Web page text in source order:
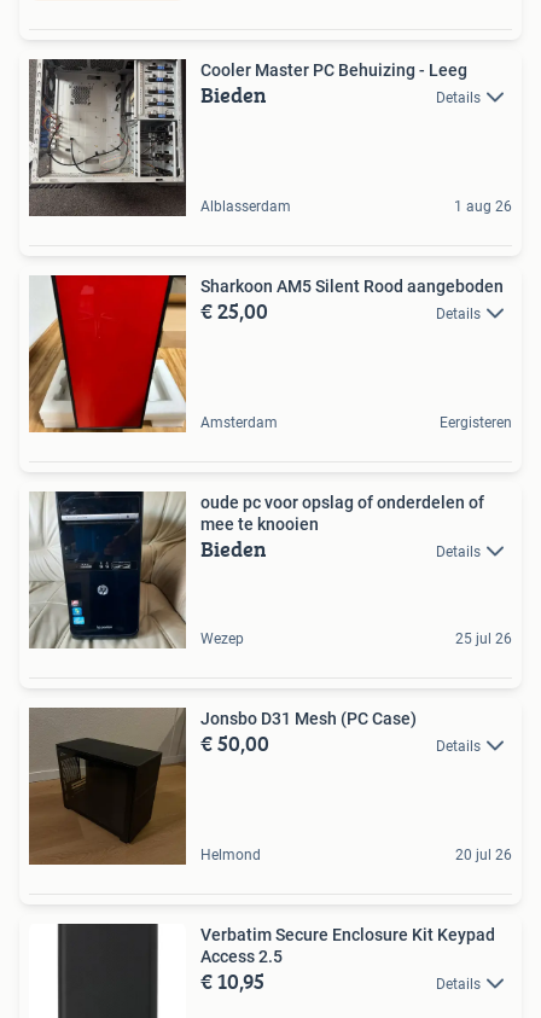
Cooler Master PC Behuizing - Leeg
Bieden Details
Alblasserdam 1 aug 26
Sharkoon AM5 Silent Rood aangeboden
€ 25,00 Details
Amsterdam Eergisteren
oude pc voor opslag of onderdelen of
mee te knooien
Bieden Details
Wezep 25 jul 26
Jonsbo D31 Mesh (PC Case)
€ 50,00 Details
Helmond 20 jul 26
Verbatim Secure Enclosure Kit Keypad
Access 2.5
€ 10,95 Details